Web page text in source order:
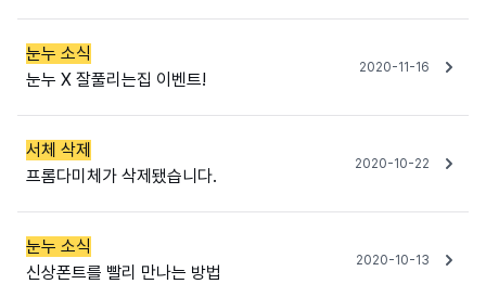
눈누 소식
눈누 X 잘풀리는집 이벤트!
2020-11-16
서체 삭제
프롬다미체가 삭제됐습니다.
2020-10-22
눈누 소식
신상폰트를 빨리 만나는 방법
2020-10-13